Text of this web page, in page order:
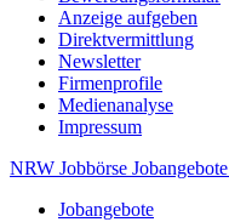
Anzeige aufgeben
Direktvermittlung
Newsletter
Firmenprofile
Medienanalyse
Impressum
NRW Jobbörse Jobangebote
Jobangebote